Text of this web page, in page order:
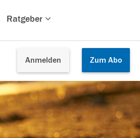
Ratgeber
Anmelden Zum Abo